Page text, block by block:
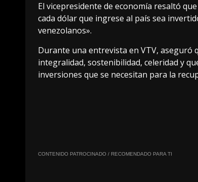
El vicepresidente de economía resaltó
cada dólar que ingrese al país sea
venezolanos».
Durante una entrevista en VTV, aseguró
integralidad, sostenibilidad, celeridad y
inversiones que se necesitan para la
CONTENIDO PATROCINADO / RECOMENDADO PARA TI